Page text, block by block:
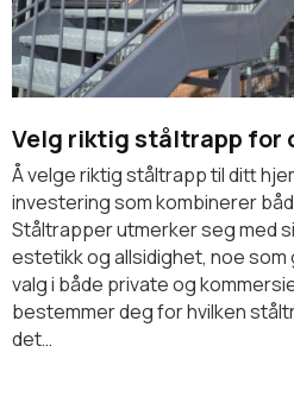
Velg riktig ståltrapp for
Å velge riktig ståltrapp til ditt
investering som kombinerer
Ståltrapper utmerker seg med
estetikk og allsidighet, noe
valg i både private og
bestemmer deg for hvilken
det…